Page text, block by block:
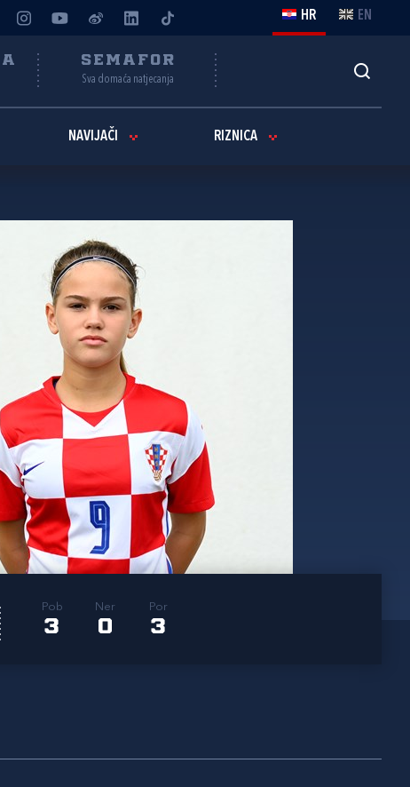
HR EN
SEMAFOR
Sva domaća natjecanja
NAVIJAČI RIZNICA
Pob
3
Ner
0
Por
3